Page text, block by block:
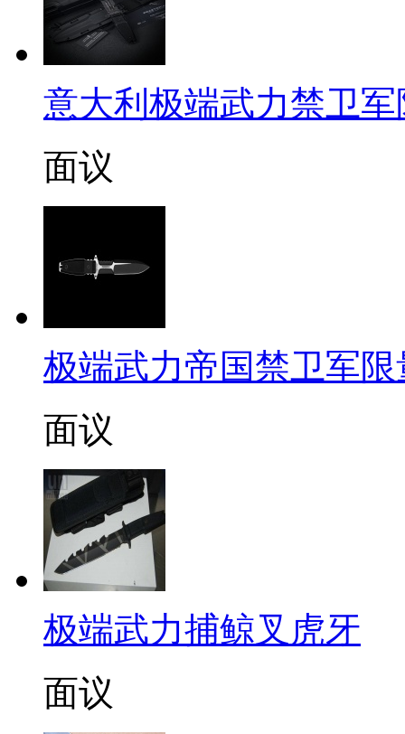
意大利极端武力禁卫
面议
极端武力帝国禁卫军
面议
极端武力捕鲸叉虎牙
面议